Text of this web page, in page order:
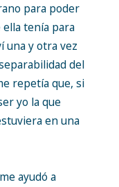
para poder
tenía para
una y otra vez
del
repetía que, si
yo la que
en una
ayudó a